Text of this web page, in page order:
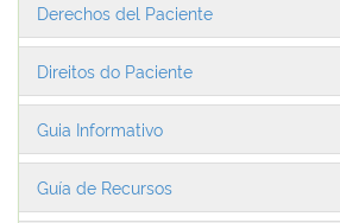
Derechos del Paciente
Direitos do Paciente
Guia Informativo
Guía de Recursos